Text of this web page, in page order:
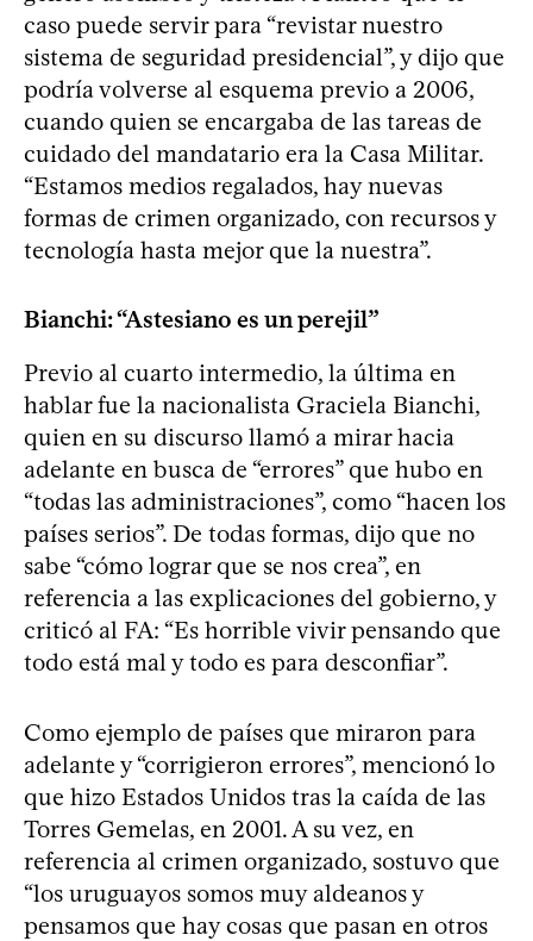
caso puede servir para “revistar nuestro
sistema de seguridad presidencial”, y dijo que
podría volverse al esquema previo a 2006,
cuando quien se encargaba de las tareas de
cuidado del mandatario era la Casa Militar.
“Estamos medios regalados, hay nuevas
formas de crimen organizado, con recursos y
tecnología hasta mejor que la nuestra”.
Bianchi: “Astesiano es un perejil”
Previo al cuarto intermedio, la última en
hablar fue la nacionalista Graciela Bianchi,
quien en su discurso llamó a mirar hacia
adelante en busca de “errores” que hubo en
“todas las administraciones”, como “hacen los
países serios”. De todas formas, dijo que no
sabe “cómo lograr que se nos crea”, en
referencia a las explicaciones del gobierno, y
criticó al FA: “Es horrible vivir pensando que
todo está mal y todo es para desconfiar”.
Como ejemplo de países que miraron para
adelante y “corrigieron errores”, mencionó lo
que hizo Estados Unidos tras la caída de las
Torres Gemelas, en 2001. A su vez, en
referencia al crimen organizado, sostuvo que
“los uruguayos somos muy aldeanos y
pensamos que hay cosas que pasan en otros